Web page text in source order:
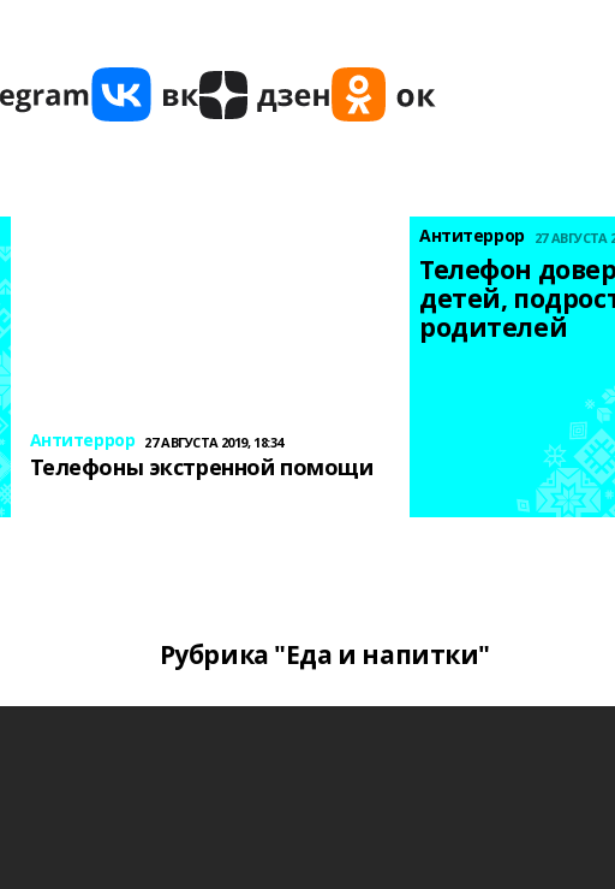
Антитеррор 27 АВГУСТА 2019, 18:34
Телефоны экстренной помощи
Антитеррор 27 АВГУСТА
Телефон
детей,
родителей
Рубрика "Еда и напитки"